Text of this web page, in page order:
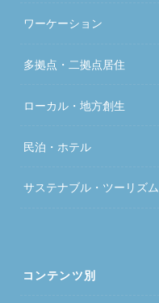
ワーケーション
多拠点・二拠点居住
ローカル・地方創生
民泊・ホテル
サステナブル・ツーリズム
コンテンツ別